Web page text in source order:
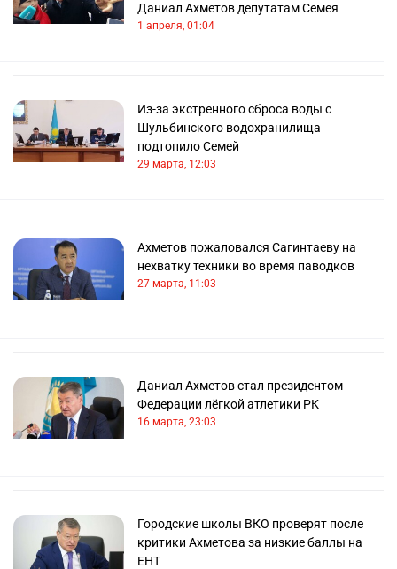
Даниал Ахметов депутатам Семея
1 апреля, 01:04
Из-за экстренного сброса воды с
Шульбинского водохранилища
подтопило Семей
29 марта, 12:03
Ахметов пожаловался Сагинтаеву на
нехватку техники во время паводков
27 марта, 11:03
Даниал Ахметов стал президентом
Федерации лёгкой атлетики РК
16 марта, 23:03
Городские школы ВКО проверят после
критики Ахметова за низкие баллы на
ЕНТ